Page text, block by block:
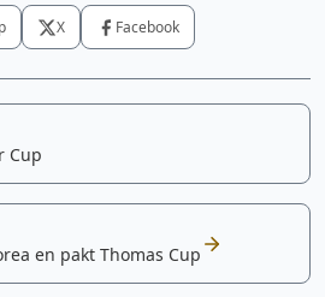
X Facebook
Cup
en pakt Thomas Cup